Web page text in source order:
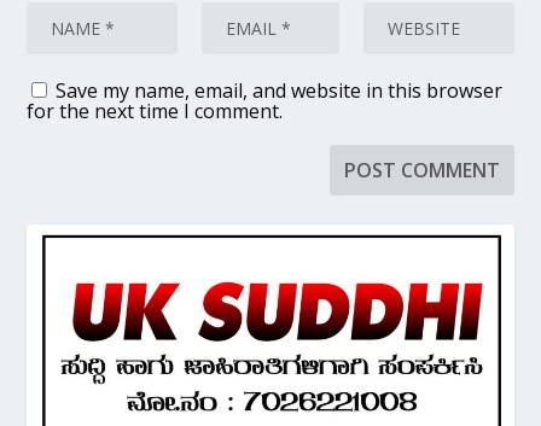
Save my name, email, and website in this browser
for the next time I comment.